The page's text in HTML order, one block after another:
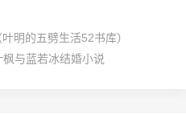
明的五劈生活52书库）
与蓝若冰结婚小说